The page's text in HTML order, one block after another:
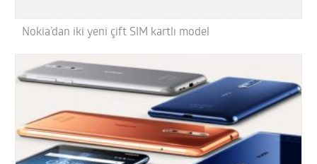
Nokia’dan iki yeni çift SIM kartlı model